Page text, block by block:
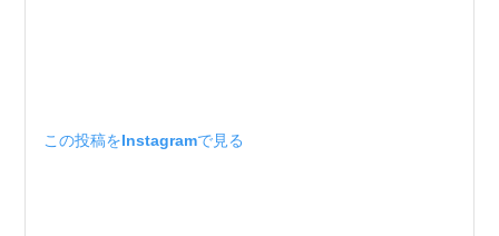
この投稿をInstagramで見る